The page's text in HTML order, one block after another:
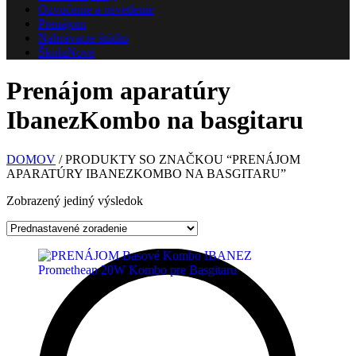
Ozvučenie a osvetlenie
Prenájom
Nahrávacie štúdio
ŠkolaNové
Prenájom aparatúry
IbanezKombo na basgitaru
DOMOV / PRODUKTY SO ZNAČKOU “PRENÁJOM
APARATÚRY IBANEZKOMBO NA BASGITARU”
Zobrazený jediný výsledok